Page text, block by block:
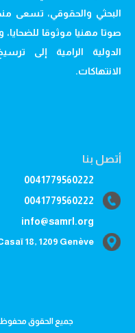
البحثي والحقوقي، تسعى
صوتا مهنيا موثوقا
الدولية الرامية إلى
الانتهاكات.
أتصل بنا
0041779560222
0041779560222
info@samrl.org
18, 1209 Genève
جميع الحقوق محفوظة لمنظمة